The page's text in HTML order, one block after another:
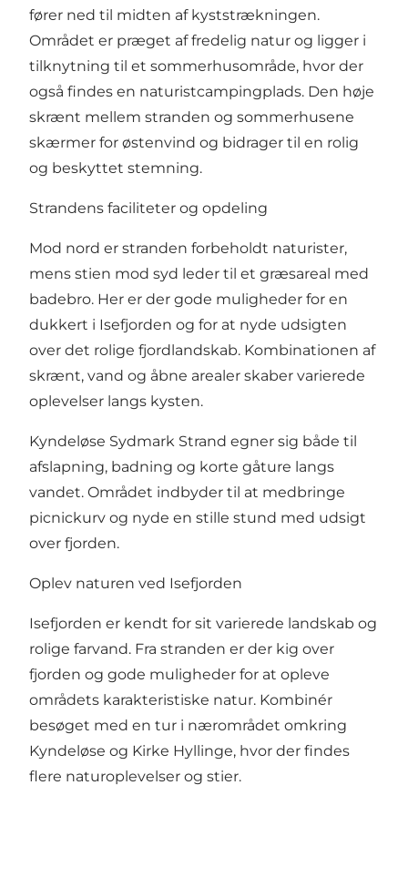
fører ned til midten af kyststrækningen.
Området er præget af fredelig natur og ligger i
tilknytning til et sommerhusområde, hvor der
også findes en naturistcampingplads. Den høje
skrænt mellem stranden og sommerhusene
skærmer for østenvind og bidrager til en rolig
og beskyttet stemning.
Strandens faciliteter og opdeling
Mod nord er stranden forbeholdt naturister,
mens stien mod syd leder til et græsareal med
badebro. Her er der gode muligheder for en
dukkert i Isefjorden og for at nyde udsigten
over det rolige fjordlandskab. Kombinationen af
skrænt, vand og åbne arealer skaber varierede
oplevelser langs kysten.
Kyndeløse Sydmark Strand egner sig både til
afslapning, badning og korte gåture langs
vandet. Området indbyder til at medbringe
picnickurv og nyde en stille stund med udsigt
over fjorden.
Oplev naturen ved Isefjorden
Isefjorden er kendt for sit varierede landskab og
rolige farvand. Fra stranden er der kig over
fjorden og gode muligheder for at opleve
områdets karakteristiske natur. Kombinér
besøget med en tur i nærområdet omkring
Kyndeløse og Kirke Hyllinge, hvor der findes
flere naturoplevelser og stier.